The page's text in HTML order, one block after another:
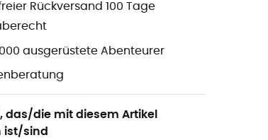
Rückversand 100 Tage
ausgerüstete Abenteurer
das/die mit diesem Artikel
ist/sind